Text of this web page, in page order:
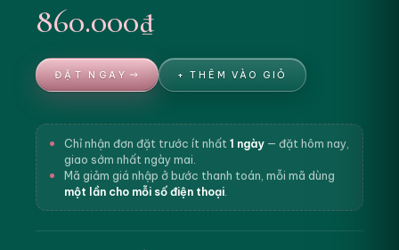
860.000₫
ĐẶT NGAY + THÊM VÀO GIỎ
Chỉ nhận đơn đặt trước ít nhất 1 ngày — đặt hôm nay,
giao sớm nhất ngày mai.
Mã giảm giá nhập ở bước thanh toán, mỗi mã dùng
một lần cho mỗi số điện thoại